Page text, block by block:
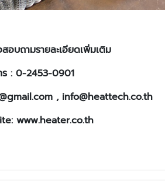
อบถามรายละเอียดเพิ่มเติม
ร : 0-2453-0901
, info@heattech.co.th
www.heater.co.th